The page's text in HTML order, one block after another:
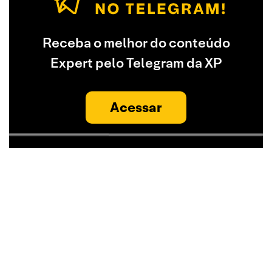
Receba o melhor do conteúdo
Expert pelo Telegram da XP
Acessar